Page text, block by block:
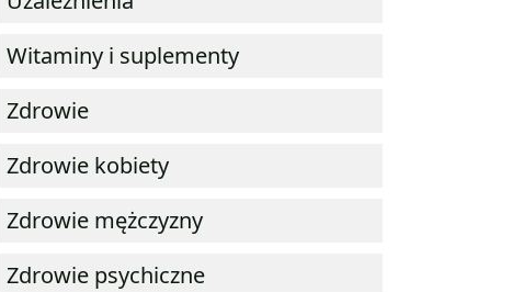
Witaminy i suplementy
Zdrowie
Zdrowie kobiety
Zdrowie mężczyzny
Zdrowie psychiczne